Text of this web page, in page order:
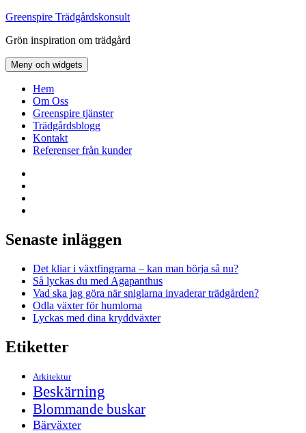
Hoppa
innehåll
Greenspire Trädgårdskonsult
Grön inspiration om trädgård
Meny och widgets
Hem
Om Oss
Greenspire tjänster
Trädgårdsblogg
Kontakt
Referenser från kunder
Senaste inläggen
Det kliar i växtfingrarna – kan man börja så nu?
Så lyckas du med Agapanthus
Vad ska jag göra när sniglarna invaderar trädgården?
Odla växter för humlorna
Lyckas med dina kryddväxter
Etiketter
Arkitektur
Beskärning
Blommande buskar
Bärväxter